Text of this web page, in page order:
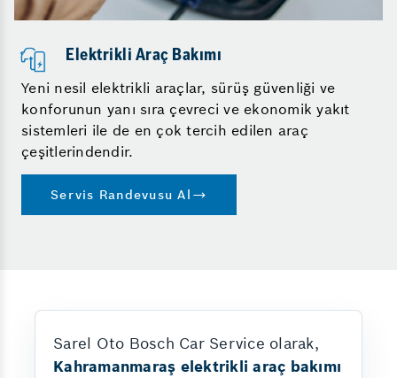
Elektrikli Araç Bakımı
Yeni nesil elektrikli araçlar, sürüş güvenliği ve
konforunun yanı sıra çevreci ve ekonomik yakıt
sistemleri ile de en çok tercih edilen araç
çeşitlerindendir.
Servis Randevusu Al
Sarel Oto Bosch Car Service olarak,
Kahramanmaraş elektrikli araç bakımı